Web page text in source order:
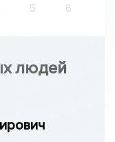
5 6
людей